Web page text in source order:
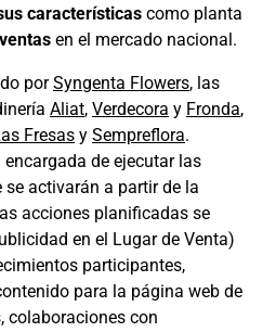
características como planta
en el mercado nacional.
porSyngenta Flowers, las
Aliat, Verdecora y Fronda,
Fresas y Sempreflora.
de ejecutar las
activarán a partir de la
acciones planificadas se
en el Lugar de Venta)
participantes,
para la página web de
colaboraciones con